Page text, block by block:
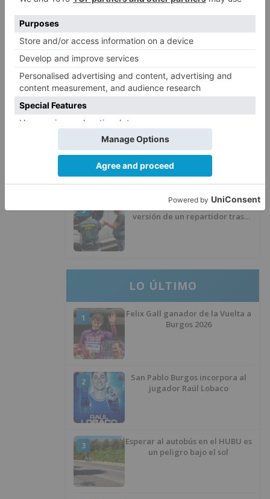
2
Villatoro da el primer paso para
inicio de la senda peatonal y
ciclista
3
Un hombre de 80 años resulta
herido en Burgos tras la colisión
entre un turismo y un camión
La provincia de Burgos celebra
el día de su patrón
5
La Guardia Civil desmonta la
versión de un repartidor tras
LO ÚLTIMO
1
Felix Gall ganador de la Vuelta a
Burgos 2026
2
San Pablo Burgos incorpora al
jugador Raúl Lobaco
3
Esperar al autobús en el HUBU es
un peligro bajo el sol